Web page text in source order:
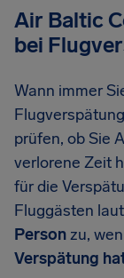
Air Baltic
bei
Wann immer
prüfen, ob Sie
verlorene Zeit
für die
Fluggästen
Personzu,
Verspätung